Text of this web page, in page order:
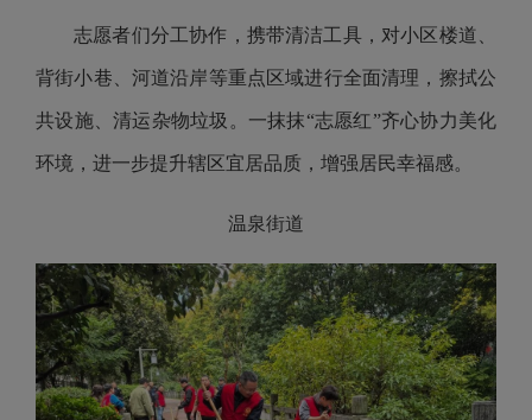
志愿者们分工协作，携带清洁工具，对小区楼道、
背街小巷、河道沿岸等重点区域进行全面清理，擦拭公
共设施、清运杂物垃圾。一抹抹“志愿红”齐心协力美化
环境，进一步提升辖区宜居品质，增强居民幸福感。
温泉街道